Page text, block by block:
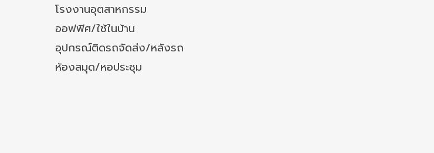
โรงงานอุตสาหกรรม
ออฟฟิศ/ใช้ในบ้าน
อุปกรณ์ติดรถจัดส่ง/หลังรถ
ห้องสมุด/หอประชุม